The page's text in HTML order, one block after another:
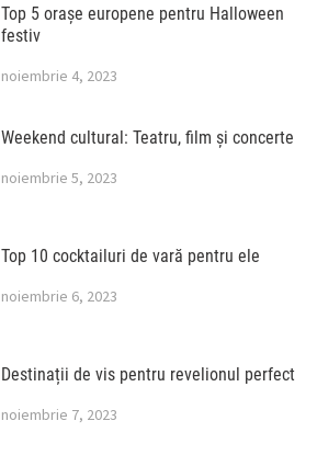
Top 5 orașe europene pentru Halloween
festiv
noiembrie 4, 2023
Weekend cultural: Teatru, film și concerte
noiembrie 5, 2023
Top 10 cocktailuri de vară pentru ele
noiembrie 6, 2023
Destinații de vis pentru revelionul perfect
noiembrie 7, 2023